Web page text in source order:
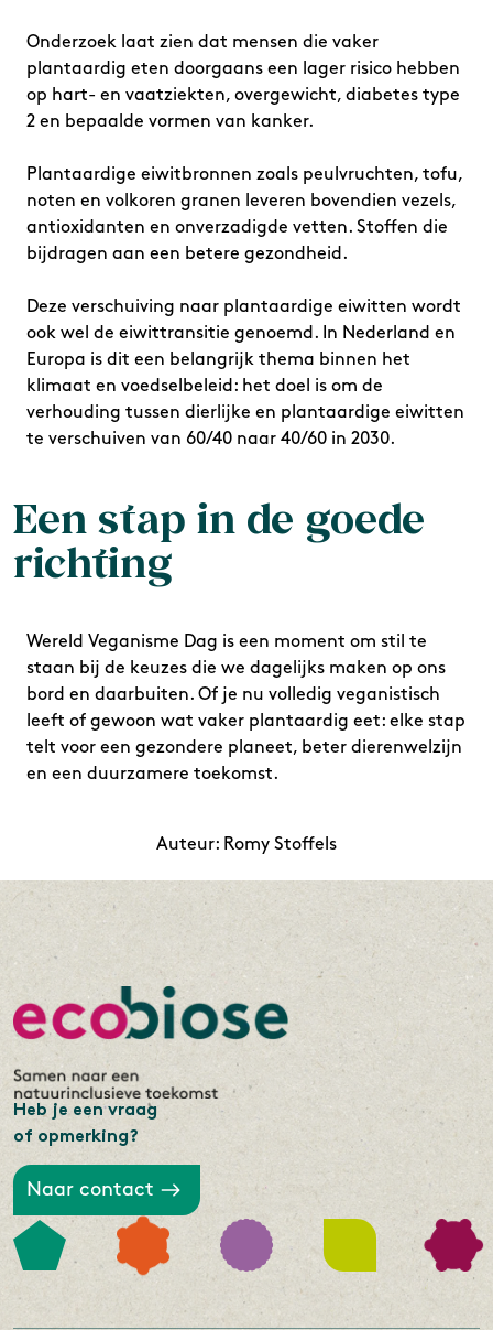
Onderzoek laat zien dat mensen die vaker
plantaardig eten doorgaans een lager risico hebben
op hart- en vaatziekten, overgewicht, diabetes type
2 en bepaalde vormen van kanker.
Plantaardige eiwitbronnen zoals peulvruchten, tofu,
noten en volkoren granen leveren bovendien vezels,
antioxidanten en onverzadigde vetten. Stoffen die
bijdragen aan een betere gezondheid.
Deze verschuiving naar plantaardige eiwitten wordt
ook wel de eiwittransitie genoemd. In Nederland en
Europa is dit een belangrijk thema binnen het
klimaat en voedselbeleid: het doel is om de
verhouding tussen dierlijke en plantaardige eiwitten
te verschuiven van 60/40 naar 40/60 in 2030.
Een stap in de goede
richting
Wereld Veganisme Dag is een moment om stil te
staan bij de keuzes die we dagelijks maken op ons
bord en daarbuiten. Of je nu volledig veganistisch
leeft of gewoon wat vaker plantaardig eet: elke stap
telt voor een gezondere planeet, beter dierenwelzijn
en een duurzamere toekomst.
Auteur: Romy Stoffels
Heb je een vraag
of opmerking?
Naar contact